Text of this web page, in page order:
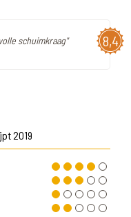
8,4
schuimkraag"
2019